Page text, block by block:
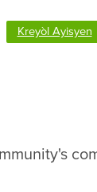
Kreyòl Ayisyen